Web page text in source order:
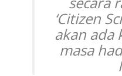
‘Citizen
akan ada
masa